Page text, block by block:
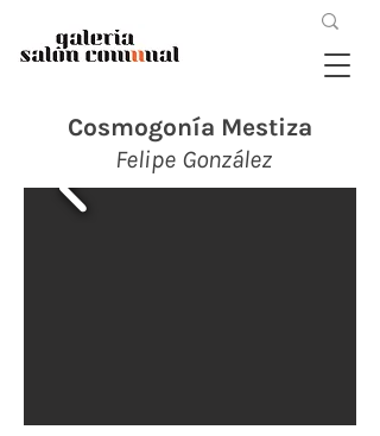
Cosmogonía Mestiza
Felipe González